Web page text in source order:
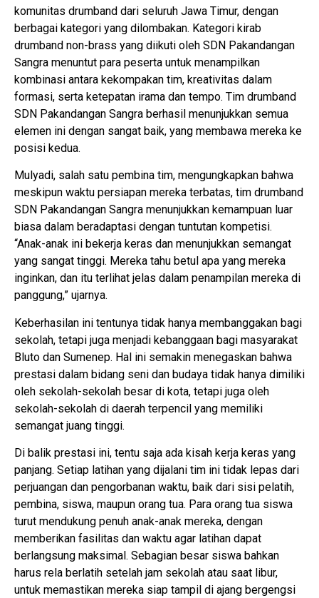
komunitas drumband dari seluruh Jawa Timur, dengan
berbagai kategori yang dilombakan. Kategori kirab
drumband non-brass yang diikuti oleh SDN Pakandangan
Sangra menuntut para peserta untuk menampilkan
kombinasi antara kekompakan tim, kreativitas dalam
formasi, serta ketepatan irama dan tempo. Tim drumband
SDN Pakandangan Sangra berhasil menunjukkan semua
elemen ini dengan sangat baik, yang membawa mereka ke
posisi kedua.
Mulyadi, salah satu pembina tim, mengungkapkan bahwa
meskipun waktu persiapan mereka terbatas, tim drumband
SDN Pakandangan Sangra menunjukkan kemampuan luar
biasa dalam beradaptasi dengan tuntutan kompetisi.
“Anak-anak ini bekerja keras dan menunjukkan semangat
yang sangat tinggi. Mereka tahu betul apa yang mereka
inginkan, dan itu terlihat jelas dalam penampilan mereka di
panggung,” ujarnya.
Keberhasilan ini tentunya tidak hanya membanggakan bagi
sekolah, tetapi juga menjadi kebanggaan bagi masyarakat
Bluto dan Sumenep. Hal ini semakin menegaskan bahwa
prestasi dalam bidang seni dan budaya tidak hanya dimiliki
oleh sekolah-sekolah besar di kota, tetapi juga oleh
sekolah-sekolah di daerah terpencil yang memiliki
semangat juang tinggi.
Di balik prestasi ini, tentu saja ada kisah kerja keras yang
panjang. Setiap latihan yang dijalani tim ini tidak lepas dari
perjuangan dan pengorbanan waktu, baik dari sisi pelatih,
pembina, siswa, maupun orang tua. Para orang tua siswa
turut mendukung penuh anak-anak mereka, dengan
memberikan fasilitas dan waktu agar latihan dapat
berlangsung maksimal. Sebagian besar siswa bahkan
harus rela berlatih setelah jam sekolah atau saat libur,
untuk memastikan mereka siap tampil di ajang bergengsi